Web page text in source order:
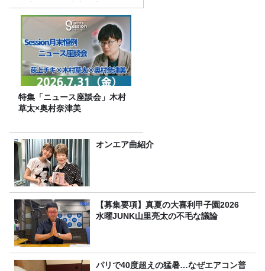
（土）に開催決定！本日より
FC先行受付スタート！
特集「ニュース座談会」木村
草太×奥村奈津美
オンエア曲紹介
【募集要項】真夏の大喜利甲子園2026
水曜JUNK山里亮太の不毛な議論
パリで40度超えの猛暑…なぜエアコン普